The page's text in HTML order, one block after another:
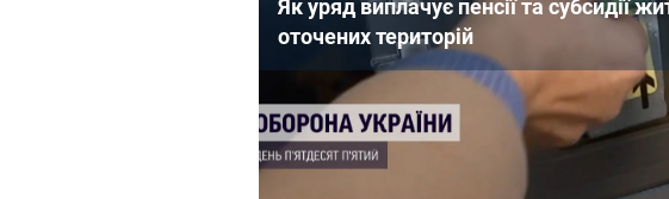
Як уряд виплачує пенсії та субсидії
оточених територій
Нагадаємо, раніше в Пенсійному фонді
пенсійного віку пенсія
призначається в
змушена виїхати з країни через активні